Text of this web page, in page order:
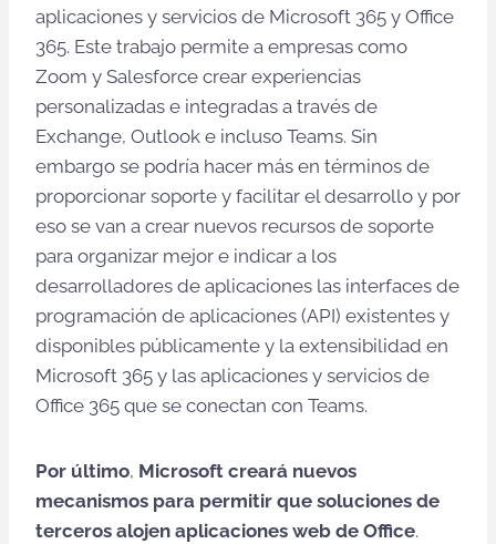
aplicaciones y servicios de Microsoft 365 y Office
365. Este trabajo permite a empresas como
Zoom y Salesforce crear experiencias
personalizadas e integradas a través de
Exchange, Outlook e incluso Teams. Sin
embargo se podría hacer más en términos de
proporcionar soporte y facilitar el desarrollo y por
eso se van a crear nuevos recursos de soporte
para organizar mejor e indicar a los
desarrolladores de aplicaciones las interfaces de
programación de aplicaciones (API) existentes y
disponibles públicamente y la extensibilidad en
Microsoft 365 y las aplicaciones y servicios de
Office 365 que se conectan con Teams.
Por último, Microsoft creará nuevos
mecanismos para permitir que soluciones de
terceros alojen aplicaciones web de Office.